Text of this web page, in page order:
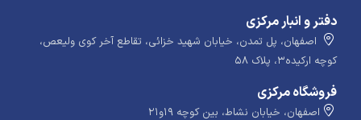
دفتر و انبار مرکزی
اصفهان، پل تمدن، خیابان شهید خزائی، تقاطع آخر کوی ولیعص،
کوچه ارکیده۳، پلاک ۵۸
فروشگاه مرکزی
اصفهان، خیابان نشاط، بین کوچه ۱۹و۲۱